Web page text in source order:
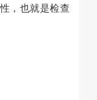
，也就是检查